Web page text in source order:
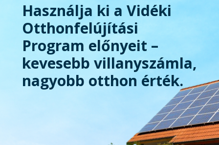
Használja ki a Vidéki
Otthonfelújítási
Program előnyeit –
kevesebb villanyszámla,
nagyobb otthon érték.